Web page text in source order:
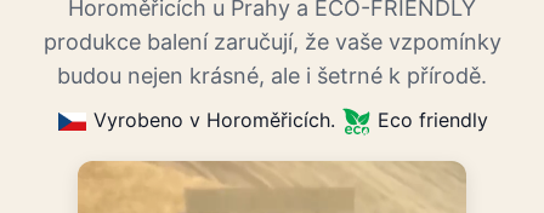
Horoměřicích u Prahy a ECO-FRIENDLY
produkce balení zaručují, že vaše vzpomínky
budou nejen krásné, ale i šetrné k přírodě.
Vyrobeno v Horoměřicích. Eco friendly